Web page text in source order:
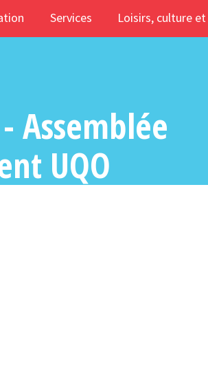
Services Loisirs, culture
Assemblée
UQO